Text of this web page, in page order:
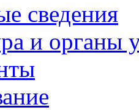
сведения
и органы